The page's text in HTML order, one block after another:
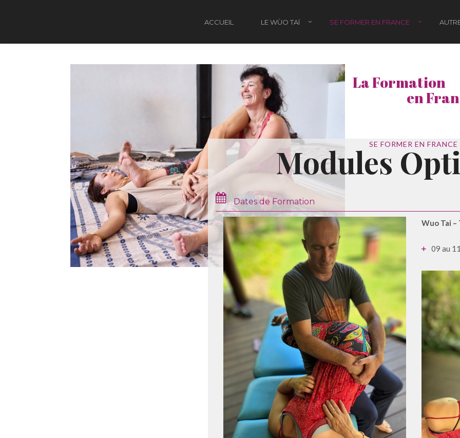
ACCUEIL LE WÙO TAÏ SE FORMER EN FRANCE
La Formation
en
SE FORMER EN FRANCE
Modules
Dates de Formation
Wuo Tai –
09 au